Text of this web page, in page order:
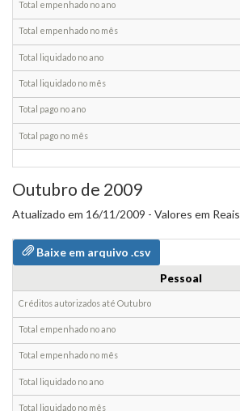
Outubro de 2009
Atualizado em 16/11/2009 - Valores em Reais
Baixe em arquivo .csv
de
Total
provisionado
até
Setembro
Pessoal